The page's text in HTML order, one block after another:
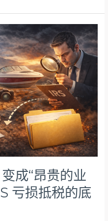
成“昂贵的业
亏损抵税的底